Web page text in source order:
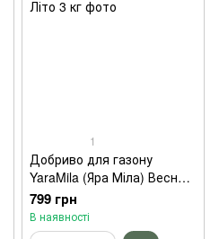
1
Добриво для газону
YaraMila (Яра Міла) Весна-
Літо 3 кг
799 грн
В наявності